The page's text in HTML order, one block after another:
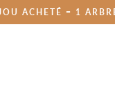
ACHETÉ = 1